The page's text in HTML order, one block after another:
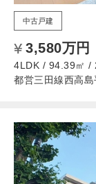
中古戸建
3,580万円
4LDK / 94.39㎡ /
都営三田線西高